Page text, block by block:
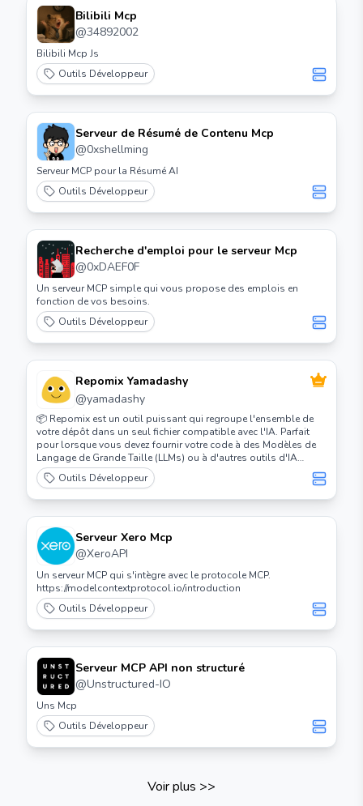
Bilibili Mcp
@34892002
Bilibili Mcp Js
Outils Développeur
Serveur de Résumé de Contenu Mcp
@0xshellming
Serveur MCP pour la Résumé AI
Outils Développeur
Recherche d'emploi pour le serveur Mcp
@0xDAEF0F
Un serveur MCP simple qui vous propose des emplois en
fonction de vos besoins.
Outils Développeur
Repomix Yamadashy
@yamadashy
📦 Repomix est un outil puissant qui regroupe l'ensemble de
votre dépôt dans un seul fichier compatible avec l'IA. Parfait
pour lorsque vous devez fournir votre code à des Modèles de
Langage de Grande Taille (LLMs) ou à d'autres outils d'IA
comme Claude, ChatGPT, DeepSeek, Perplexity, Gemini, Gemma,
Llama, Grok, et plus encore.
Outils Développeur
Serveur Xero Mcp
@XeroAPI
Un serveur MCP qui s'intègre avec le protocole MCP.
https://modelcontextprotocol.io/introduction
Outils Développeur
Serveur MCP API non structuré
@Unstructured-IO
Uns Mcp
Outils Développeur
Voir plus >>